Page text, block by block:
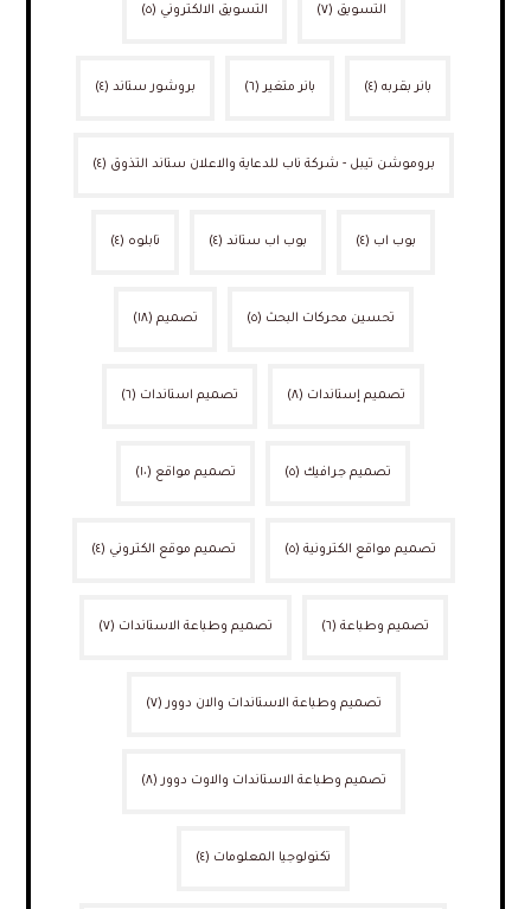
التسويق (٧) التسويق الالكتروني (٥)
بانر بقربه (٤) بانر متغير (٦) بروشور ستاند (٤)
بروموشن تيبل - شركة ناب للدعاية والاعلان ستاند التذوق (٤)
بوب اب (٤) بوب اب ستاند (٤) تابلوه (٤)
تحسين محركات البحث (٥) تصميم (١٨)
تصميم إستاندات (٨) تصميم استاندات (٦)
تصميم جرافيك (٥) تصميم مواقع (١٠)
تصميم مواقع الكترونية (٥) تصميم موقع الكتروني (٤)
تصميم وطباعة (٦) تصميم وطباعة الاستاندات (٧)
تصميم وطباعة الاستاندات والان دوور (٧)
تصميم وطباعة الاستاندات والاوت دوور (٨)
تكنولوجيا المعلومات (٤)